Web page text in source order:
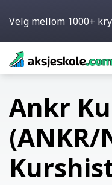
Skip
to
Ankr
(ANKR/
Velg mellom 1000+